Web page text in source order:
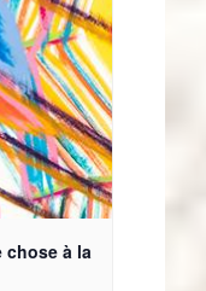
chose à la